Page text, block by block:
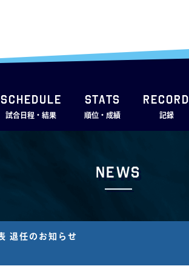
SCHEDULE
試合日程・結果
STATS
順位・成績
RECORD
記録
News
退任のお知らせ